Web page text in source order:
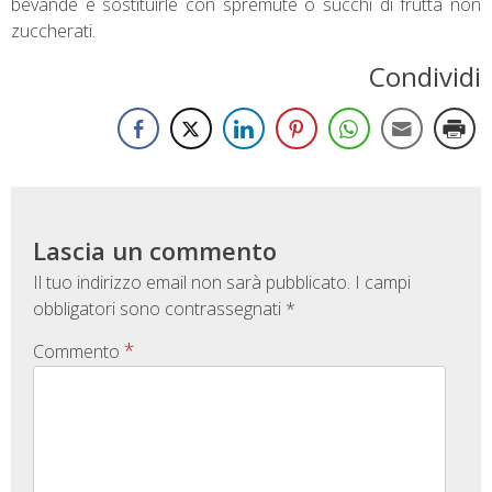
zuccherati.
Condividi
Lascia un commento
Il tuo indirizzo email non sarà pubblicato. I campi
obbligatori sono contrassegnati *
Commento *